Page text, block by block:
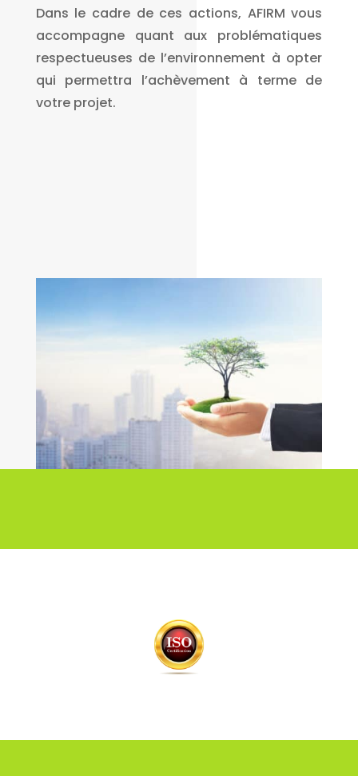
Dans le cadre de ces actions, AFIRM vous
accompagne quant aux problématiques
respectueuses de l’environnement à opter
qui permettra l’achèvement à terme de
votre projet.